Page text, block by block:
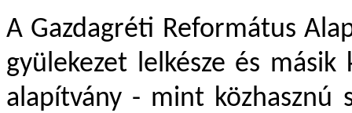
A Gazdagréti Református
gyülekezet lelkésze és
alapítvány - mint közhasznú